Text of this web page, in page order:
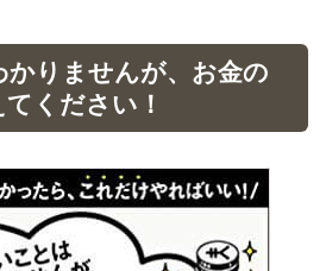
りませんが、お金の
ください！